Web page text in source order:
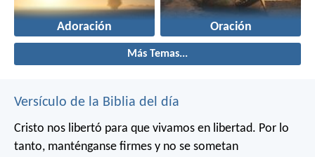
Adoración Oración
Más Temas...
Versículo de la Biblia del día
Cristo nos libertó para que vivamos en libertad. Por lo
tanto, manténganse firmes y no se sometan